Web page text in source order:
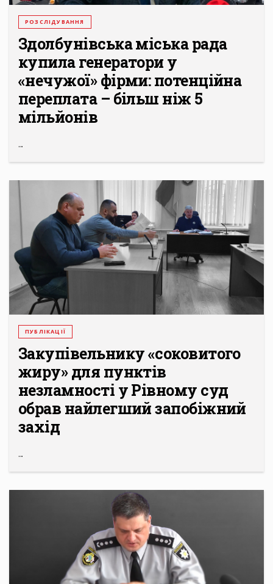
РОЗСЛІДУВАННЯ
Здолбунівська міська рада
купила генератори у
«нечужої» фірми: потенційна
переплата – більш ніж 5
мільйонів
...
ПУБЛІКАЦІЇ
Закупівельнику «соковитого
жиру» для пунктів
незламності у Рівному суд
обрав найлегший запобіжний
захід
...